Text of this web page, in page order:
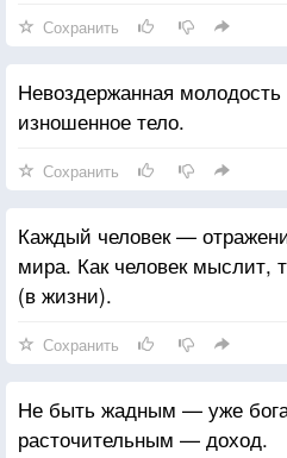
Сохранить
Невоздержанная молодость
изношенное тело.
Сохранить
Каждый человек —
мира. Как человек мыслит,
(в жизни).
Сохранить
Не быть жадным — уже
расточительным — доход.